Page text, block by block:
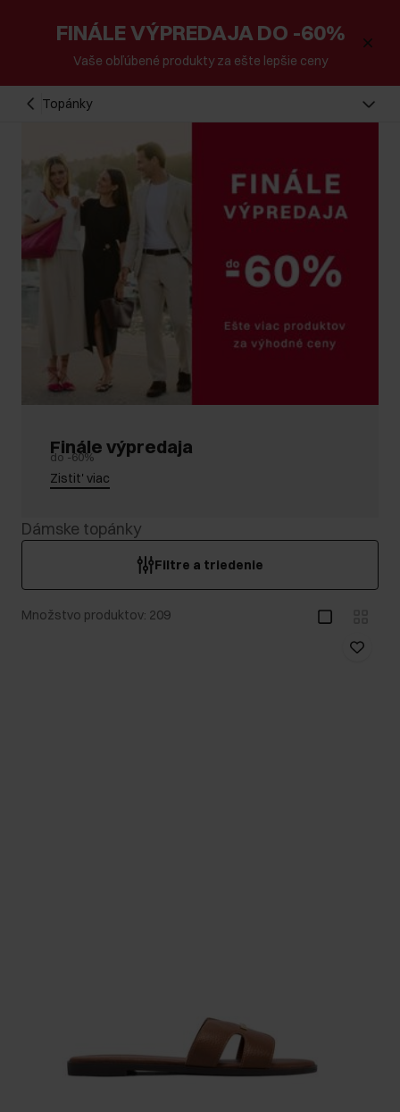
FINÁLE VÝPREDAJA DO -60%
Vaše obľúbené produkty za ešte lepšie ceny
Topánky
Finále výpredaja
do -60%
Zistit' viac
Dámske topánky
Filtre a triedenie
Množstvo produktov: 209